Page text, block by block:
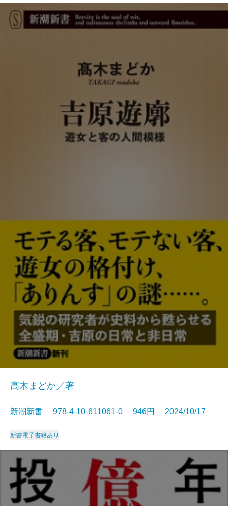
高木まどか／著
新潮新書 978-4-10-611061-0 946円 2024/10/17
新書電子書籍あり